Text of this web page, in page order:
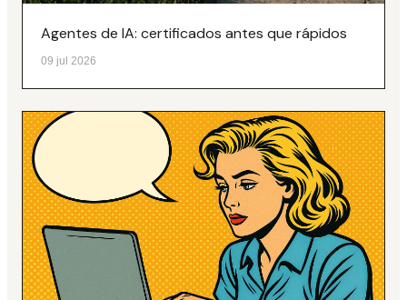
Agentes de IA: certificados antes que rápidos
09 jul 2026